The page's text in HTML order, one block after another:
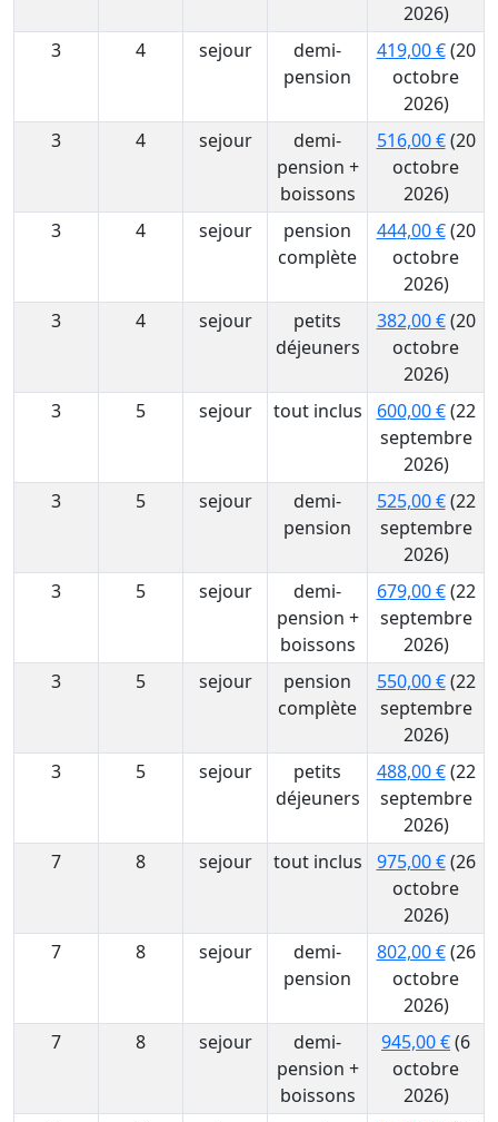
2026)
3
4 sejour
demi-
pension
419,00 €(20
octobre
2026)
3
4 sejour
demi-
pension +
boissons
516,00 €(20
octobre
2026)
3
4 sejour
pension
complète
444,00 €(20
octobre
2026)
3
4 sejour
petits
déjeuners
382,00 €(20
octobre
2026)
3
5 sejour tout inclus 600,00 €(22
septembre
2026)
3
5 sejour
demi-
pension
525,00 €(22
septembre
2026)
3
5 sejour
demi-
pension +
boissons
679,00 €(22
septembre
2026)
3
5 sejour
pension
complète
550,00 €(22
septembre
2026)
3
5 sejour
petits
déjeuners
488,00 €(22
septembre
2026)
7
8 sejour tout inclus 975,00 €(26
octobre
2026)
7
8 sejour
demi-
pension
802,00 €(26
octobre
2026)
7
8 sejour
demi-
pension +
boissons
945,00 €(6
octobre
2026)